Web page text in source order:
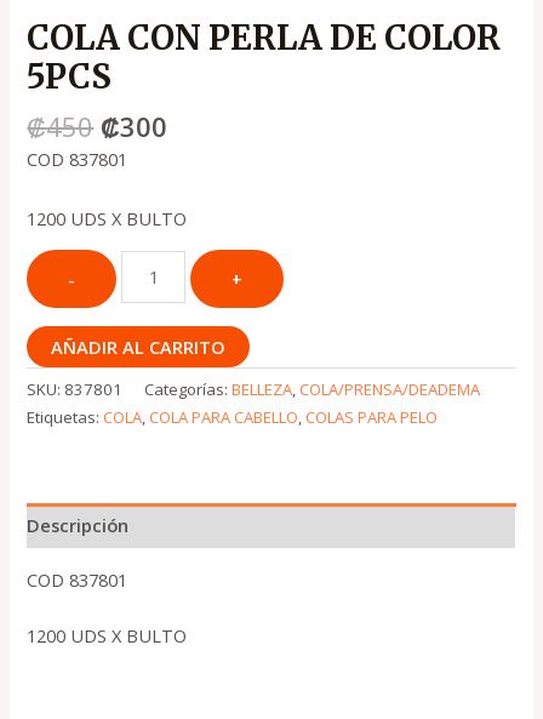
COLA CON PERLA DE COLOR
5PCS
₡450 ₡300
COD 837801
1200 UDS X BULTO
AÑADIR AL CARRITO
SKU: 837801 Categorías:BELLEZA,COLA/PRENSA/DEADEMA
Etiquetas:COLA,COLA PARA CABELLO,COLAS PARA PELO
Descripción
COD 837801
1200 UDS X BULTO